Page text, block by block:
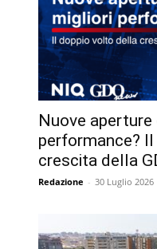
Nuove aperture
performance?
crescita della
Redazione - 30 Luglio 2026